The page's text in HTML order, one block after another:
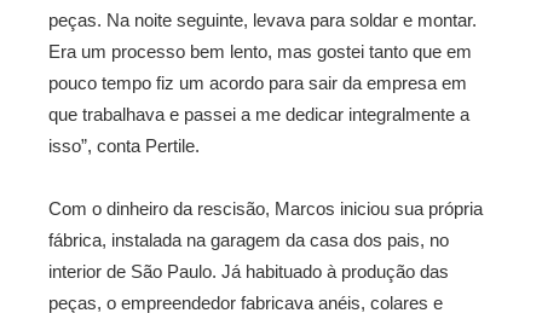
peças. Na noite seguinte, levava para soldar e montar.
Era um processo bem lento, mas gostei tanto que em
pouco tempo fiz um acordo para sair da empresa em
que trabalhava e passei a me dedicar integralmente a
isso”, conta Pertile.
Com o dinheiro da rescisão, Marcos iniciou sua própria
fábrica, instalada na garagem da casa dos pais, no
interior de São Paulo. Já habituado à produção das
peças, o empreendedor fabricava anéis, colares e